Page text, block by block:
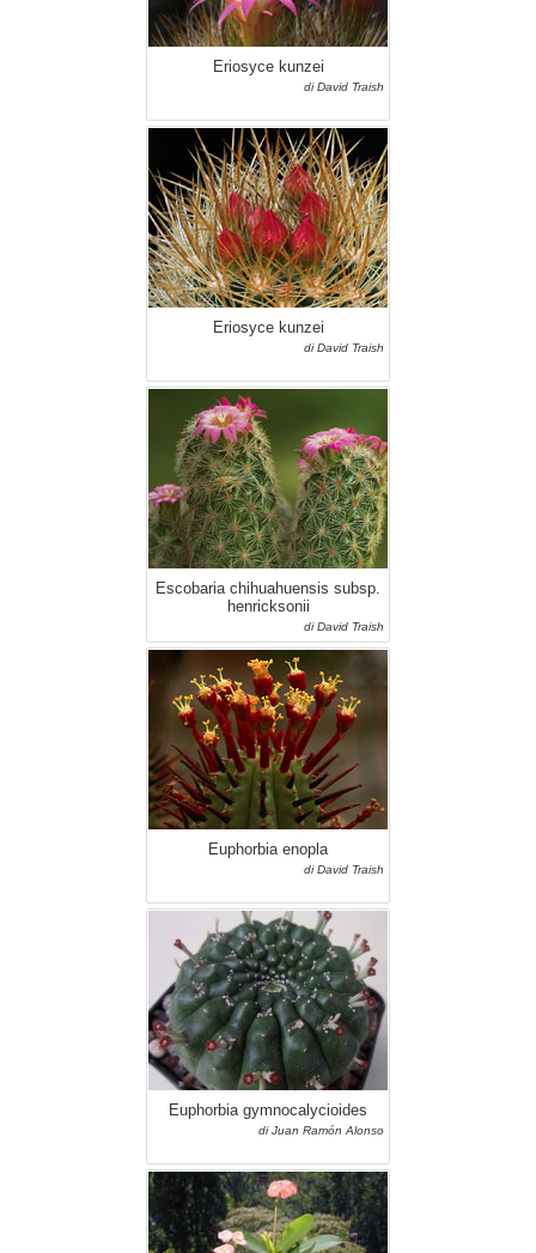
Eriosyce kunzei
di David Traish
Eriosyce kunzei
di David Traish
Escobaria chihuahuensis subsp.
henricksonii
di David Traish
Euphorbia enopla
di David Traish
Euphorbia gymnocalycioides
di Juan Ramón Alonso